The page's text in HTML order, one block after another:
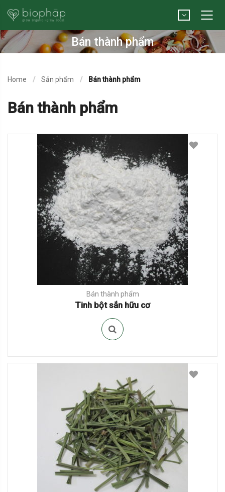
Bán thành phẩm
Home Sản phẩm Bán thành phẩm
Bán thành phẩm
Bán thành phẩm
Tinh bột sắn hữu cơ